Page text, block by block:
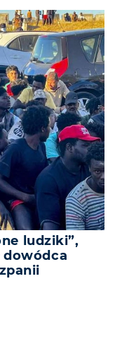
ludziki”,
dowódca